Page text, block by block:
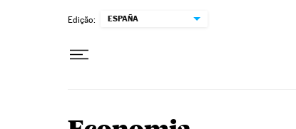
Edição: ESPAÑA